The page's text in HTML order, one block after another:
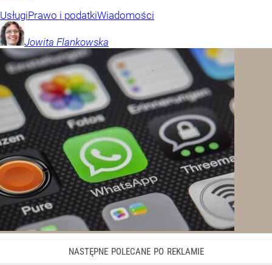
UsługiPrawo i podatkiWiadomości
Jowita Flankowska